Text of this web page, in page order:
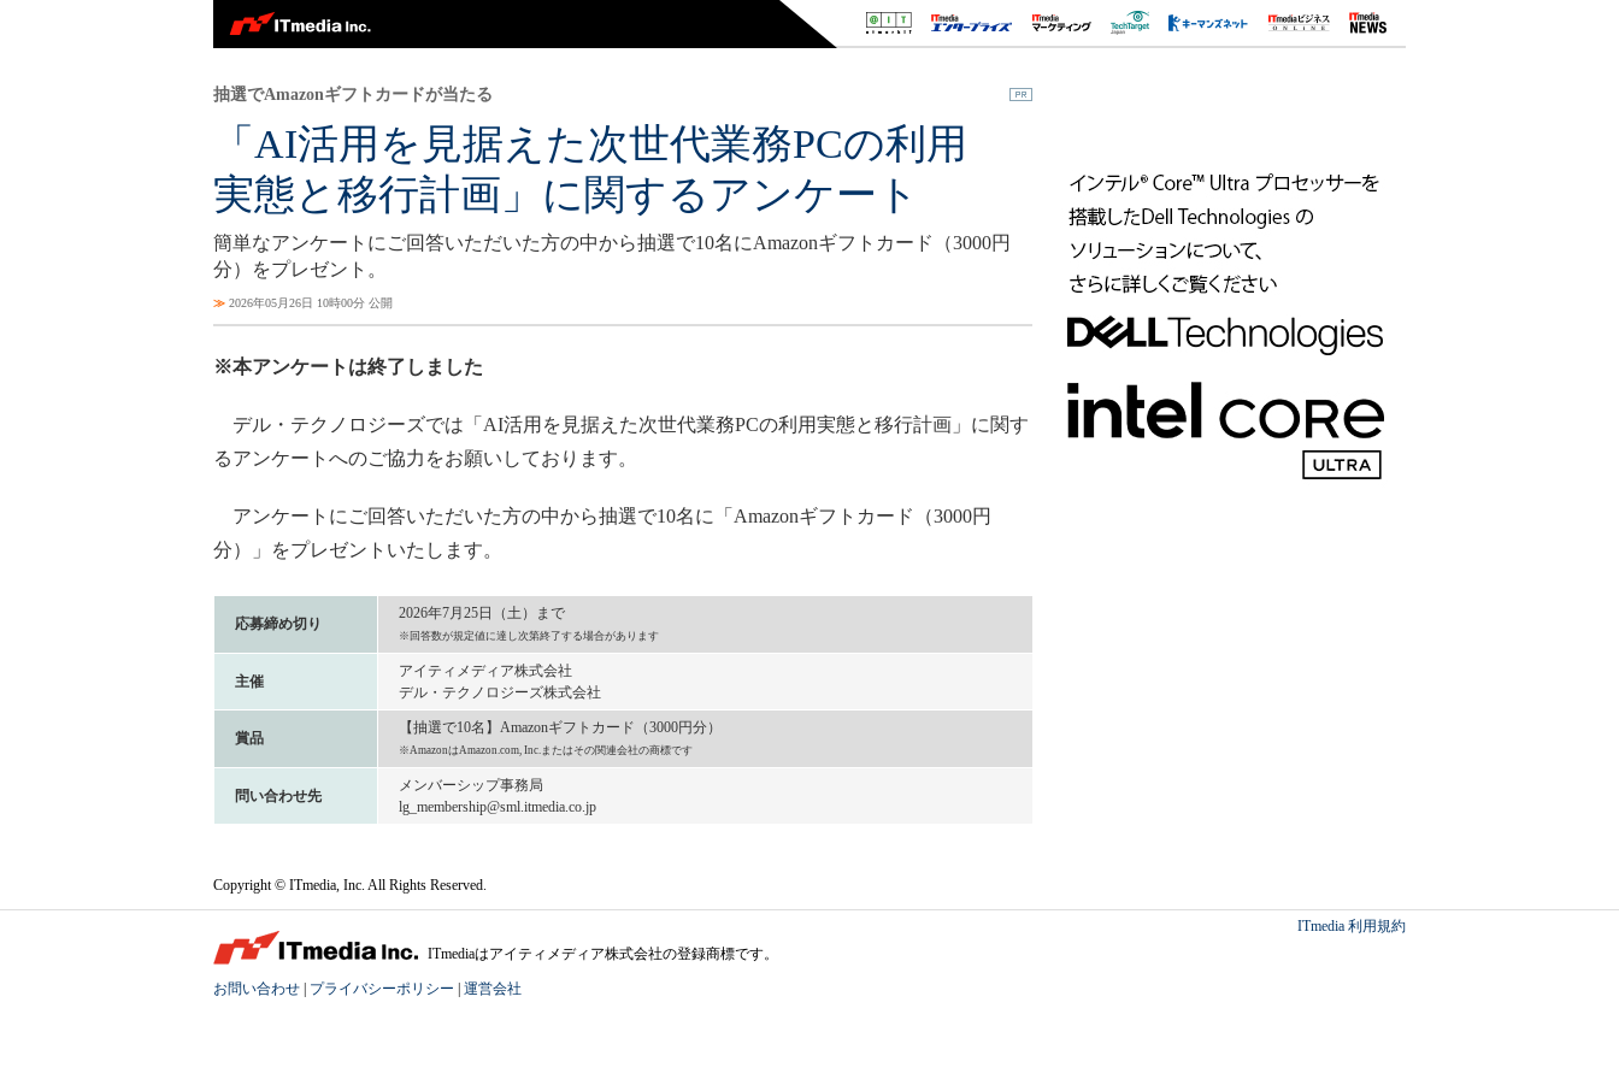
「AI活用を見据えた次世代業務PCの利用
実態と移行計画」に関するアンケート
抽選でAmazonギフトカードが当たる
簡単なアンケートにご回答いただいた方の中から抽選で10名にAmazonギフトカード（3000円
分）をプレゼント。
≫ 2026年05月26日 10時00分 公開
※本アンケートは終了しました
デル・テクノロジーズでは「AI活用を見据えた次世代業務PCの利用実態と移行計画」に関す
るアンケートへのご協力をお願いしております。
アンケートにご回答いただいた方の中から抽選で10名に「Amazonギフトカード（3000円
分）」をプレゼントいたします。
応募締め切り
2026年7月25日（土）まで
※回答数が規定値に達し次第終了する場合があります
主催
アイティメディア株式会社
デル・テクノロジーズ株式会社
賞品
【抽選で10名】Amazonギフトカード（3000円分）
※AmazonはAmazon.com, Inc.またはその関連会社の商標です
問い合わせ先
メンバーシップ事務局
lg_membership@sml.itmedia.co.jp
Copyright © ITmedia, Inc. All Rights Reserved.
ITmedia 利用規約
ITmediaはアイティメディア株式会社の登録商標です。
お問い合わせ プライバシーポリシー 運営会社